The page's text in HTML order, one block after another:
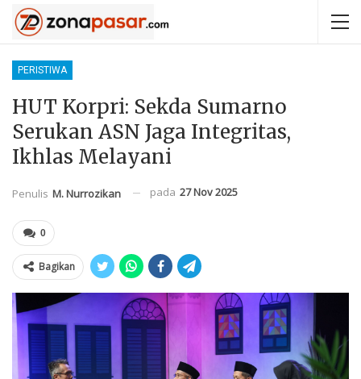
PERISTIWA
HUT Korpri: Sekda Sumarno
Serukan ASN Jaga Integritas,
Ikhlas Melayani
Penulis M. Nurrozikan pada 27 Nov 2025
0
Bagikan